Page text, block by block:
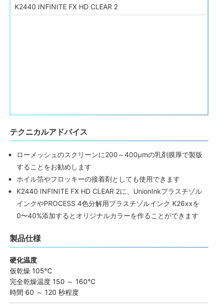
K2440 INFINITE FX HD CLEAR 2
テクニカルアドバイス
ローメッシュのスクリーンに200～400μmの乳剤膜厚で製版
することをお勧めします
ホイル箔やフロッキーの接着剤としても使用できます
K2440 INFINITE FX HD CLEAR 2に、 UnionInkプラスチゾル
インクやPROCESS 4色分解用プラスチゾルインク K26xxを
0〜40%添加するとオリジナルカラーを作ることができます
製品仕様
硬化温度
仮乾燥 105℃
完全乾燥温度 150 ～ 160℃
時間 60 ～ 120 秒程度